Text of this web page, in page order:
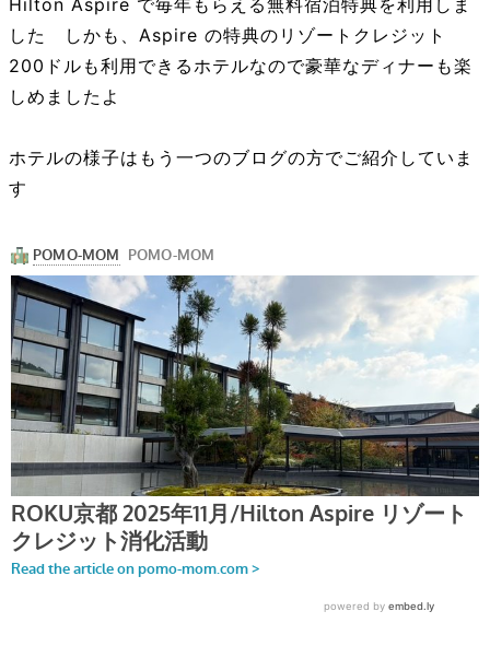
Hilton Aspire で毎年もらえる無料宿泊特典を利用しま
した しかも、Aspire の特典のリゾートクレジット
200ドルも利用できるホテルなので豪華なディナーも楽
しめましたよ
ホテルの様子はもう一つのブログの方でご紹介していま
す